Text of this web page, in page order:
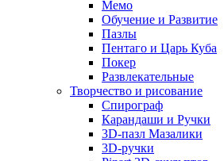
Мемо
Обучение и Развитие
Пазлы
Пентаго и Царь Куба
Покер
Развлекательные
Творчество и рисование
Спирограф
Карандаши и Ручки
3D-пазл Мазалики
3D-ручки